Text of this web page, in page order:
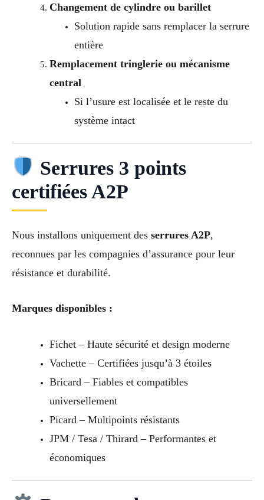
Changement de cylindre ou barillet
Solution rapide sans remplacer la serrure
entière
Remplacement tringlerie ou mécanisme
central
Si l’usure est localisée et le reste du
système intact
Serrures 3 points
certifiées A2P
Nous installons uniquement des serrures A2P,
reconnues par les compagnies d’assurance pour leur
résistance et durabilité.
Marques disponibles :
Fichet – Haute sécurité et design moderne
Vachette – Certifiées jusqu’à 3 étoiles
Bricard – Fiables et compatibles
universellement
Picard – Multipoints résistants
JPM / Tesa / Thirard – Performantes et
économiques